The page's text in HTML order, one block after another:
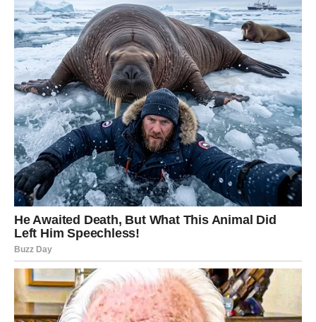
Možda ćete u pojedinim trenucima imati osećaj da je
svega previše i da se događaji odvijaju neverovatnom
brzinom. Međutim, upravo ti trenuci donose najveće
prilike.